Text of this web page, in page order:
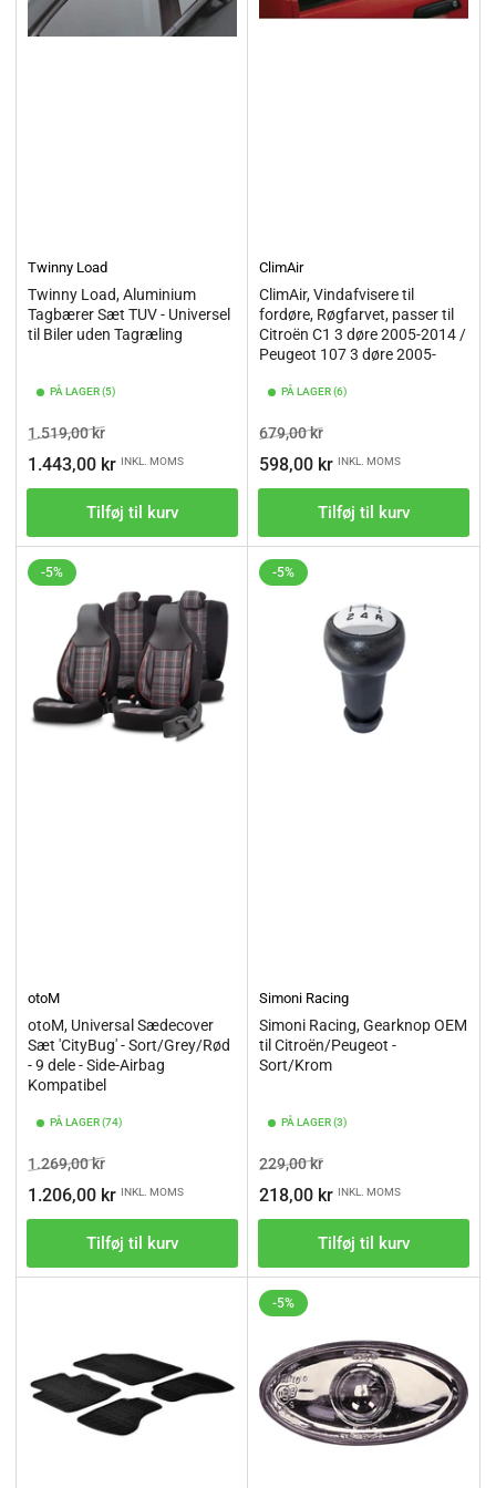
Twinny Load
Twinny Load, Aluminium
Tagbærer Sæt TUV - Universel
til Biler uden Tagræling
PÅ LAGER (5)
Vejl.pris
1.519,00 krTilbudspris
1.443,00 kr INKL. MOMS
Tilføj til kurv
ClimAir
ClimAir, Vindafvisere til
fordøre, Røgfarvet, passer til
Citroën C1 3 døre 2005-2014 /
Peugeot 107 3 døre 2005-
PÅ LAGER (6)
Vejl.pris
679,00 krTilbudspris
598,00 kr INKL. MOMS
Tilføj til kurv
-5%
otoM
otoM, Universal Sædecover
Sæt 'CityBug' - Sort/Grey/Rød
- 9 dele - Side-Airbag
Kompatibel
PÅ LAGER (74)
Vejl.pris
1.269,00 krTilbudspris
1.206,00 kr INKL. MOMS
Tilføj til kurv
-5%
Simoni Racing
Simoni Racing, Gearknop OEM
til Citroën/Peugeot -
Sort/Krom
PÅ LAGER (3)
Vejl.pris
229,00 krTilbudspris
218,00 kr INKL. MOMS
Tilføj til kurv
-5%